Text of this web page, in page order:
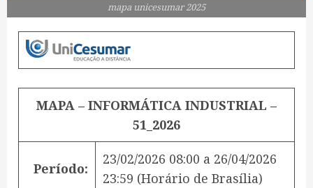
mapa unicesumar 2025
MAPA – INFORMÁTICA INDUSTRIAL –
51_2026
Período:
23/02/2026 08:00 a 26/04/2026
23:59 (Horário de Brasília)